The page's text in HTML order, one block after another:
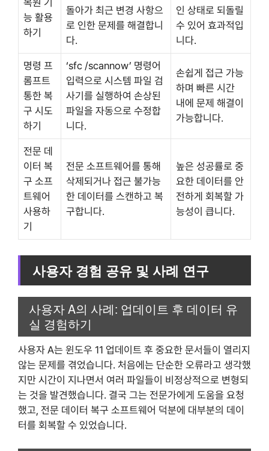
복원 기
능 활용
하기
돌아가 최근 변경 사항으
로 인한 문제를 해결합니
다.
인 상태로 되돌릴
수 있어 효과적입
니다.
명령 프
롬프트
통한 복
구 시도
하기
‘sfc /scannow’ 명령어
입력으로 시스템 파일 검
사기를 실행하여 손상된
파일을 자동으로 수정합
니다.
손쉽게 접근 가능
하며 빠른 시간
내에 문제 해결이
가능합니다.
전문 데
이터 복
구 소프
트웨어
사용하
기
전문 소프트웨어를 통해
삭제되거나 접근 불가능
한 데이터를 스캔하고 복
구합니다.
높은 성공률로 중
요한 데이터를 안
전하게 회복할 가
능성이 큽니다.
사용자 경험 공유 및 사례 연구
사용자 A의 사례: 업데이트 후 데이터 유
실 경험하기
사용자 A는 윈도우 11 업데이트 후 중요한 문서들이 열리지
않는 문제를 겪었습니다. 처음에는 단순한 오류라고 생각했
지만 시간이 지나면서 여러 파일들이 비정상적으로 변형되
는 것을 발견했습니다. 결국 그는 전문가에게 도움을 요청
했고, 전문 데이터 복구 소프트웨어 덕분에 대부분의 데이
터를 회복할 수 있었습니다.